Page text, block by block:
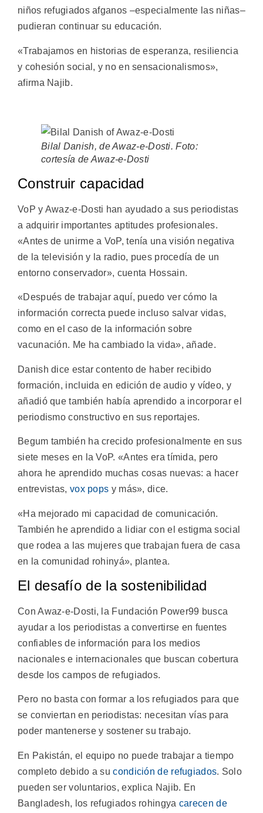
niños refugiados afganos –especialmente las niñas–
pudieran continuar su educación.
«Trabajamos en historias de esperanza, resiliencia
y cohesión social, y no en sensacionalismos»,
afirma Najib.
Bilal Danish, de Awaz-e-Dosti. Foto:
cortesía de Awaz-e-Dosti
Construir capacidad
VoP y Awaz-e-Dosti han ayudado a sus periodistas
a adquirir importantes aptitudes profesionales.
«Antes de unirme a VoP, tenía una visión negativa
de la televisión y la radio, pues procedía de un
entorno conservador», cuenta Hossain.
«Después de trabajar aquí, puedo ver cómo la
información correcta puede incluso salvar vidas,
como en el caso de la información sobre
vacunación. Me ha cambiado la vida», añade.
Danish dice estar contento de haber recibido
formación, incluida en edición de audio y vídeo, y
añadió que también había aprendido a incorporar el
periodismo constructivo en sus reportajes.
Begum también ha crecido profesionalmente en sus
siete meses en la VoP. «Antes era tímida, pero
ahora he aprendido muchas cosas nuevas: a hacer
entrevistas, vox pops y más», dice.
«Ha mejorado mi capacidad de comunicación.
También he aprendido a lidiar con el estigma social
que rodea a las mujeres que trabajan fuera de casa
en la comunidad rohinyá», plantea.
El desafío de la sostenibilidad
Con Awaz-e-Dosti, la Fundación Power99 busca
ayudar a los periodistas a convertirse en fuentes
confiables de información para los medios
nacionales e internacionales que buscan cobertura
desde los campos de refugiados.
Pero no basta con formar a los refugiados para que
se conviertan en periodistas: necesitan vías para
poder mantenerse y sostener su trabajo.
En Pakistán, el equipo no puede trabajar a tiempo
completo debido a sucondición de refugiados. Solo
pueden ser voluntarios, explica Najib. En
Bangladesh, los refugiados rohingya carecen de